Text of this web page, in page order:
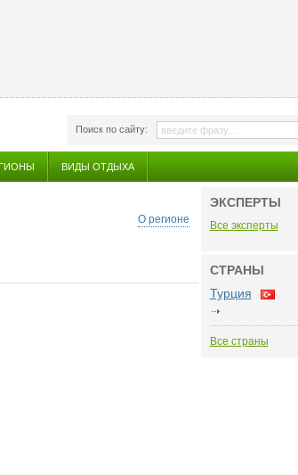
Поиск по сайту:
ВИДЫ ОТДЫХА
О регионе
ЭКСПЕРТЫ
Все эксперты
СТРАНЫ
Турция
Все страны